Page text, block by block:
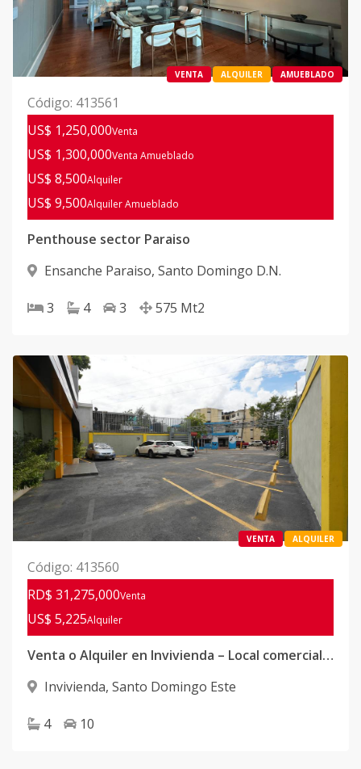
VENTA ALQUILER AMUEBLADO
Código: 413561
US$ 1,250,000Venta
US$ 1,300,000Venta Amueblado
US$ 8,500Alquiler
US$ 9,500AlquilerAmueblado
Penthouse sector Paraiso
Ensanche Paraiso, Santo Domingo D.N.
3 4 3 575 Mt2
VENTA ALQUILER
Código: 413560
RD$ 31,275,000Venta
US$ 5,225Alquiler
Venta o Alquiler en Invivienda – Local comercial con Nave industrial lista para operar
Invivienda, Santo Domingo Este
4 10